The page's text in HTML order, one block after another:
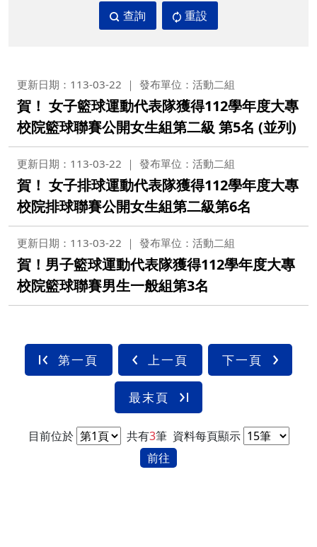
查詢 重設
更新日期：113-03-22 發布單位：活動二組
賀！ 女子籃球運動代表隊獲得112學年度大專
校院籃球聯賽公開女生組第二級 第5名 (並列)
更新日期：113-03-22 發布單位：活動二組
賀！ 女子排球運動代表隊獲得112學年度大專
校院排球聯賽公開女生組第二級第6名
更新日期：113-03-22 發布單位：活動二組
賀！男子籃球運動代表隊獲得112學年度大專
校院籃球聯賽男生一般組第3名
第一頁 上一頁 下一頁
最末頁
目前位於 共有3筆 資料每頁顯示
前往